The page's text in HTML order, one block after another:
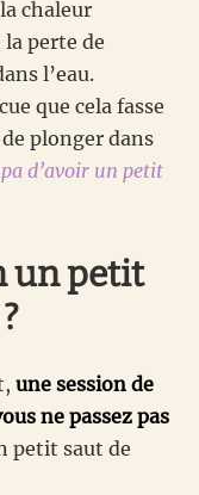
chaleur
perte de
l’eau.
que cela fasse
plonger dans
d’avoir un petit
un petit
une session de
ne passez pas
petit saut de